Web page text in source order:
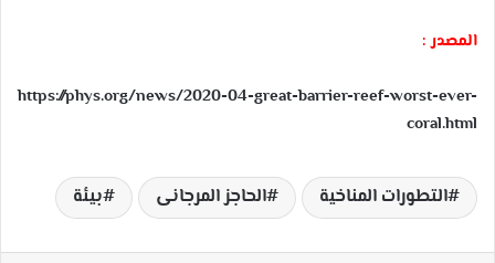
المصدر :
https://phys.org/news/2020-04-great-barrier-reef-worst-ever-
coral.html
التطورات المناخية الحاجز المرجانى بيئة